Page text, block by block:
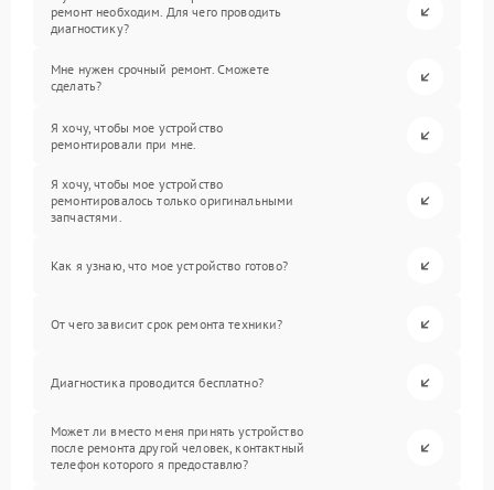
ремонт необходим. Для чего проводить
диагностику?
Мне нужен срочный ремонт. Сможете
сделать?
Я хочу, чтобы мое устройство
ремонтировали при мне.
Я хочу, чтобы мое устройство
ремонтировалось только оригинальными
запчастями.
Как я узнаю, что мое устройство готово?
От чего зависит срок ремонта техники?
Диагностика проводится бесплатно?
Может ли вместо меня принять устройство
после ремонта другой человек, контактный
телефон которого я предоставлю?